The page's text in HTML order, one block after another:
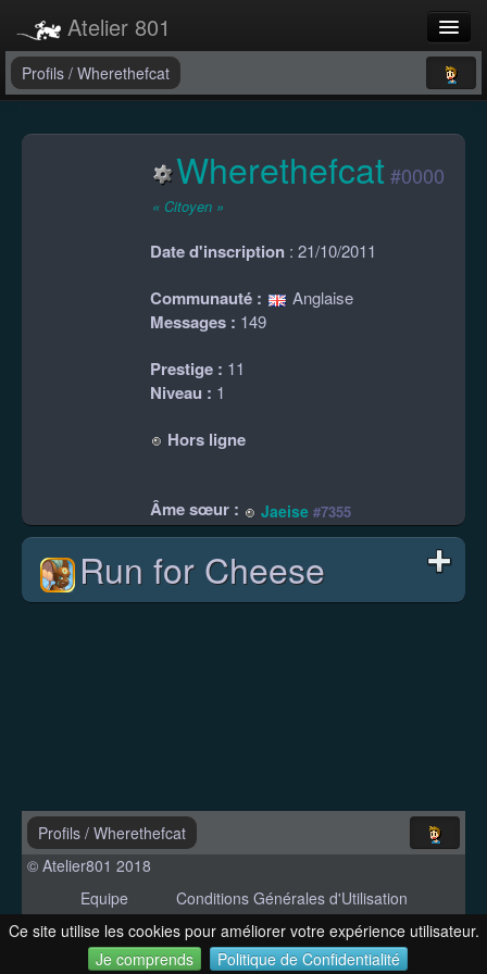
Ce site utilise les cookies pour améliorer votre expérience utilisateur.
Je comprends
Politique de Confidentialité
Atelier 801
Forums
Profils / Wherethefcat
Wherethefcat #0000
« Citoyen »
Date d'inscription : 21/10/2011
Communauté : Anglaise
Messages : 149
Prestige : 11
Niveau : 1
Hors ligne
Âme sœur : Jaeise #7355
Run for Cheese
Profils / Wherethefcat
© Atelier801 2018
Equipe
Conditions Générales d'Utilisation
Politique de Confidentialité
Contact
Version 1.27